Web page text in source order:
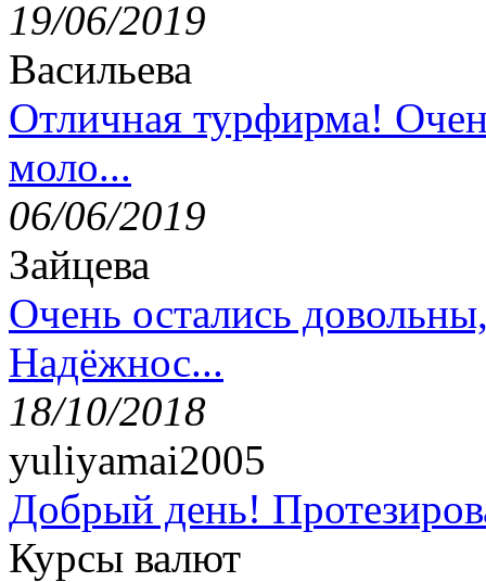
19/06/2019
Васильева
Отличная турфирма!
моло...
06/06/2019
Зайцева
Очень остались
Надёжнос...
18/10/2018
yuliyamai2005
Добрый день!
Курсы валют